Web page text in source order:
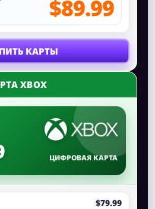
$89.99
КАРТЫ
XBOX
ЦИФРОВАЯ КАРТА
$79.99